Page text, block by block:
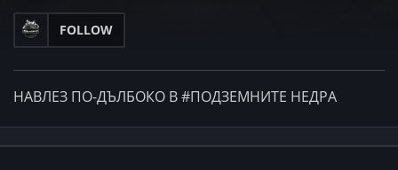
FOLLOW
НАВЛЕЗ ПО-ДЪЛБОКО В #ПОДЗЕМНИТЕ НЕДРА